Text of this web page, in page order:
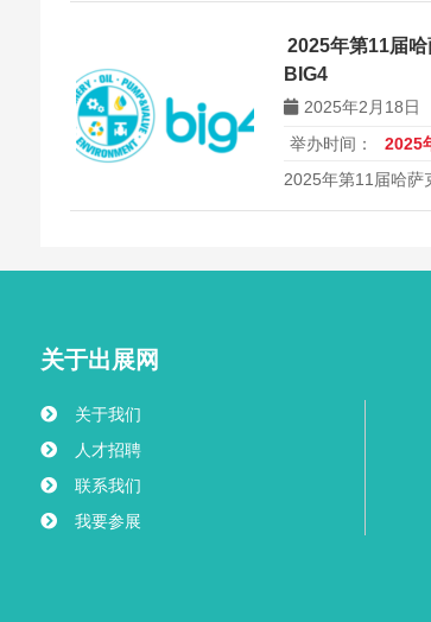
2025年第11届
BIG4
2025年2月18日
举办时间：
2025
2025年第11届哈萨
关于出展网
关于我们
人才招聘
联系我们
我要参展